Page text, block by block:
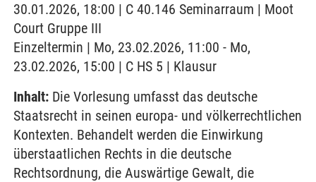
30.01.2026, 18:00 | C 40.146 Seminarraum | Moot
Court Gruppe III
Einzeltermin | Mo, 23.02.2026, 11:00 - Mo,
23.02.2026, 15:00 | C HS 5 | Klausur
Inhalt: Die Vorlesung umfasst das deutsche
Staatsrecht in seinen europa- und völkerrechtlichen
Kontexten. Behandelt werden die Einwirkung
überstaatlichen Rechts in die deutsche
Rechtsordnung, die Auswärtige Gewalt, die